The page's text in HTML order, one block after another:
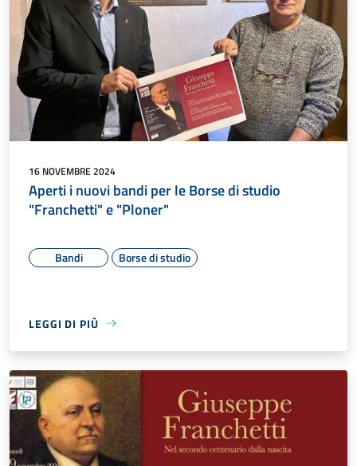
16 NOVEMBRE 2024
Aperti i nuovi bandi per le Borse di studio
"Franchetti" e "Ploner"
Bandi Borse di studio
LEGGI DI PIÙ